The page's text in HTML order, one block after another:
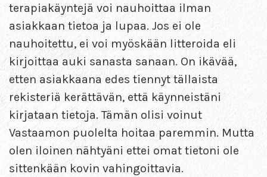
terapiakäyntejä voi nauhoittaa ilman
asiakkaan tietoa ja lupaa. Jos ei ole
nauhoitettu, ei voi myöskään litteroida eli
kirjoittaa auki sanasta sanaan. On ikävää,
etten asiakkaana edes tiennyt tällaista
rekisteriä kerättävän, että käynneistäni
kirjataan tietoja. Tämän olisi voinut
Vastaamon puolelta hoitaa paremmin. Mutta
olen iloinen nähtyäni ettei omat tietoni ole
sittenkään kovin vahingoittavia.